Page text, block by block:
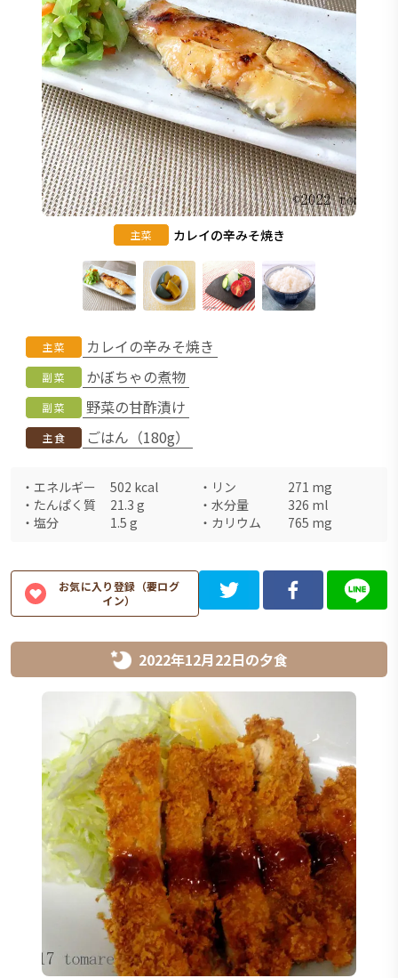
主菜 カレイの辛みそ焼き
主菜 カレイの辛みそ焼き
副菜 かぼちゃの煮物
副菜 野菜の甘酢漬け
主食 ごはん（180g）
・ エネルギー 502 kcal ・ リン 271 mg
・ たんぱく質 21.3 g ・ 水分量 326 ml
・ 塩分 1.5 g ・ カリウム 765 mg
お気に入り登録（要ログ
イン）
2022年12月22日の夕食